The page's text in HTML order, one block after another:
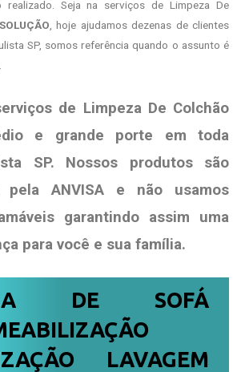
realizado. Seja na serviços de Limpeza De
, hoje ajudamos dezenas de clientes
SP, somos referência quando o assunto é
de Limpeza De Colchão
e grande porte em toda
SP. Nossos produtos são
pela ANVISA e não usamos
garantindo assim uma
para você e sua família.
DE SOFÁ
LAVAGEM